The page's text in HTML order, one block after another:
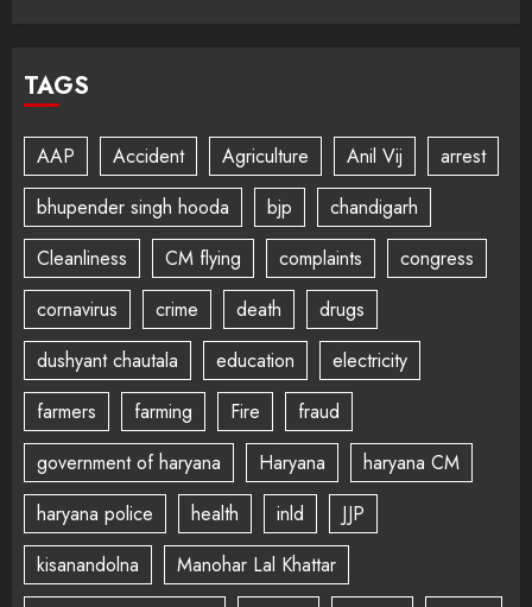
TAGS
AAP Accident Agriculture Anil Vij
arrest
bhupender singh hooda
bjp
chandigarh
Cleanliness
CM flying complaints
congress
cornavirus
crime death
drugs
dushyant chautala
education
electricity
farmers
farming Fire
fraud
government of haryana
Haryana
haryana CM
haryana police
health inld
JJP
kisanandolna
Manohar Lal Khattar